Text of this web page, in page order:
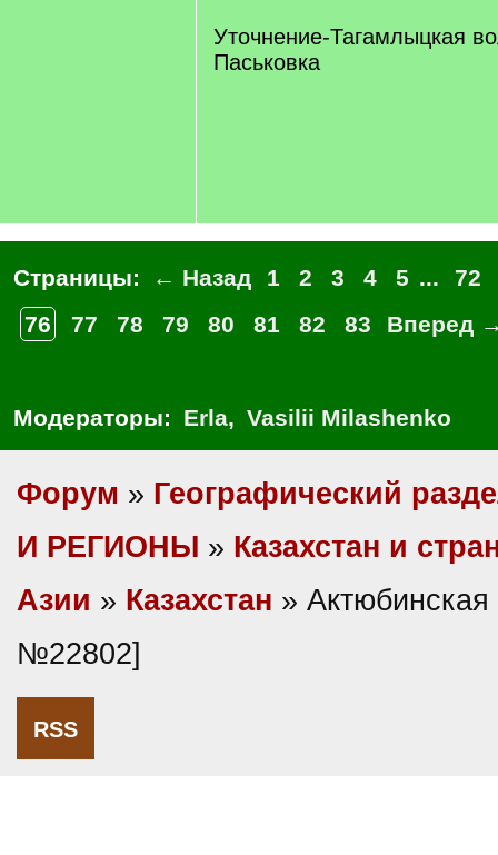
q
]
Уточнение-Тагамлыцкая
Паськовка
Страницы: ← Назад 1 2 3 4 5 ...
72
76
77 78 79 80 81 82 83 Вперед
Модераторы: Erla, Vasilii Milashenko
Форум » Географический
И РЕГИОНЫ » Казахстан и
Азии » Казахстан »
№22802]
RSS